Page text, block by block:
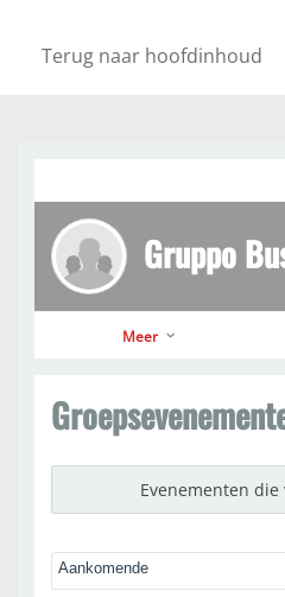
Terug naar hoofdinhoud
Gruppo
Meer
Evenementen